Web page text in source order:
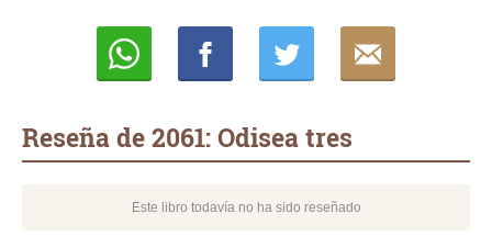
Reseña de 2061: Odisea tres
Este libro todavía no ha sido reseñado